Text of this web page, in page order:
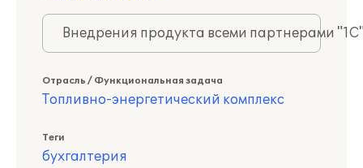
Внедрения продукта всеми партнерами
Отрасль / Функциональная задача
Топливно-энергетический комплекс
Теги
бухгалтерия